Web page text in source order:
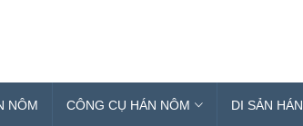
NÔM CÔNG CỤ HÁN NÔM DI SẢN